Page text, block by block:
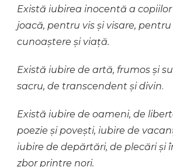
Există iubirea inocentă a
joacă, pentru vis și visare,
cunoaștere și viață.
Există iubire de artă, frumos și
sacru, de transcendent și divin.
Există iubire de oameni, de
poezie și povești, iubire de
iubire de depărtări, de plecări și
zbor printre nori.